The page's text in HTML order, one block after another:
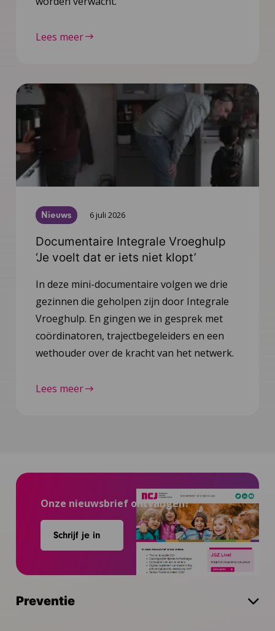
Lees meer
Nieuws 6 juli 2026
Documentaire Integrale Vroeghulp
‘Je voelt dat er iets niet klopt’
In deze mini-documentaire volgen we drie
gezinnen die geholpen zijn door Integrale
Vroeghulp. En gingen we in gesprek met
coördinatoren, trajectbegeleiders en een
wethouder over de kracht van het netwerk.
Lees meer
Onze nieuwsbrief ontvangen?
Schrijf je in
Preventie